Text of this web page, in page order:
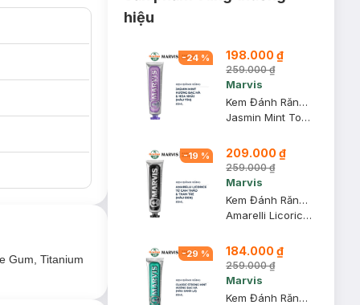
Gum, Titanium
hiệu
-24 % 198.000 ₫
259.000 ₫
Marvis
Kem Đánh Răng Marvis Màu Tím Chiết Xuất Hoa Nhài 85ml
Jasmin Mint Toothpaste
-19 % 209.000 ₫
259.000 ₫
Marvis
Kem Đánh Răng Marvis Màu Đen Từ Cam Thảo Và Than Tre 85ml
Amarelli Licorice Toothpaste
-29 % 184.000 ₫
259.000 ₫
Marvis
Kem Đánh Răng Marvis Màu Xanh Lá Hương Bạc Hà 85ml